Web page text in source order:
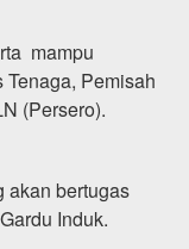
mampu
Pemisah
(Persero).
akan bertugas
Induk.